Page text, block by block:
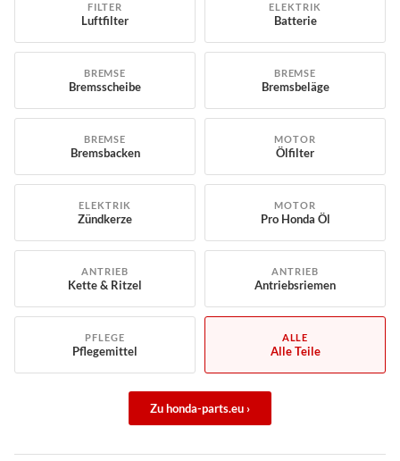
FILTER
Luftfilter
ELEKTRIK
Batterie
BREMSE
Bremsscheibe
BREMSE
Bremsbeläge
BREMSE
Bremsbacken
MOTOR
Ölfilter
ELEKTRIK
Zündkerze
MOTOR
Pro Honda Öl
ANTRIEB
Kette & Ritzel
ANTRIEB
Antriebsriemen
PFLEGE
Pflegemittel
ALLE
Alle Teile
Zu honda-parts.eu ›